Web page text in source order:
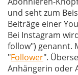
und seht zum
Beiträge einer
Bei Instagram
follow") genannt.
"Follower".
Anhängerin oder